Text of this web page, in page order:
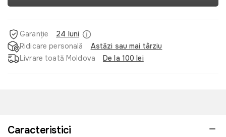
Garanție
24 luni
Ridicare personală
Astăzi sau mai târziu
Livrare toată Moldova
De la 100 lei
Caracteristici